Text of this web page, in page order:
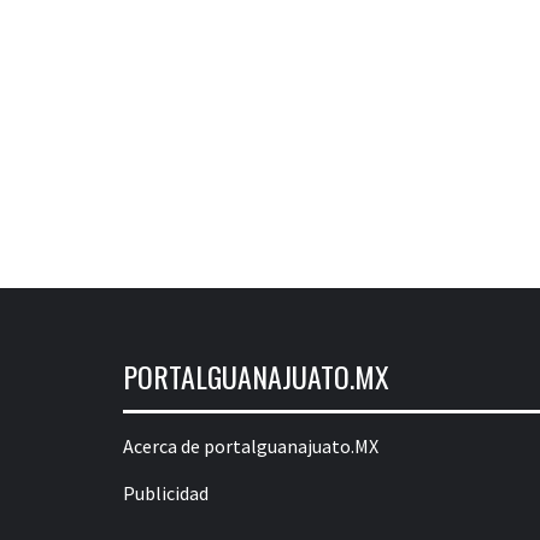
PORTALGUANAJUATO.MX
Acerca de portalguanajuato.MX
Publicidad